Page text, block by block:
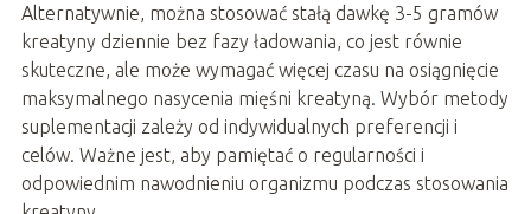
Alternatywnie, można stosować stałą dawkę 3-5 gramów
kreatyny dziennie bez fazy ładowania, co jest równie
skuteczne, ale może wymagać więcej czasu na osiągnięcie
maksymalnego nasycenia mięśni kreatyną. Wybór metody
suplementacji zależy od indywidualnych preferencji i
celów. Ważne jest, aby pamiętać o regularności i
odpowiednim nawodnieniu organizmu podczas stosowania